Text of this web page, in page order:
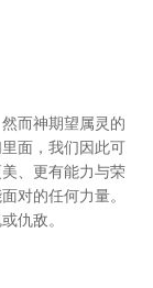
而神期望属灵的
面，我们因此可
、更有能力与荣
对的任何力量。
仇敌。